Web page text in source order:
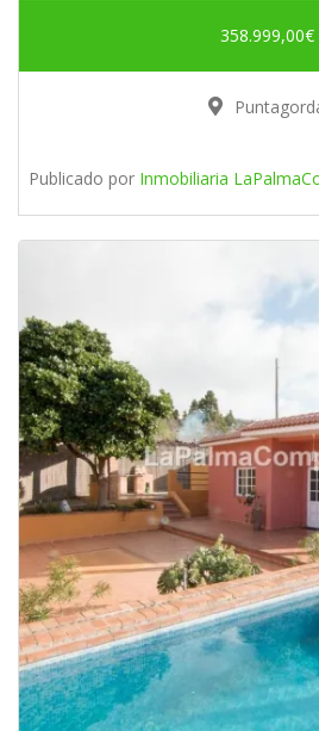
358.999,00€
Publicado por Inmobiliaria